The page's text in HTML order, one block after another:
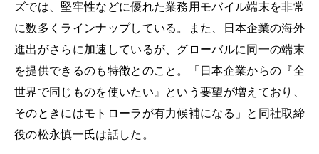
ズでは、堅牢性などに優れた業務用モバイル端末を非常
に数多くラインナップしている。また、日本企業の海外
進出がさらに加速しているが、グローバルに同一の端末
を提供できるのも特徴とのこと。「日本企業からの『全
世界で同じものを使いたい』という要望が増えており、
そのときにはモトローラが有力候補になる」と同社取締
役の松永慎一氏は話した。